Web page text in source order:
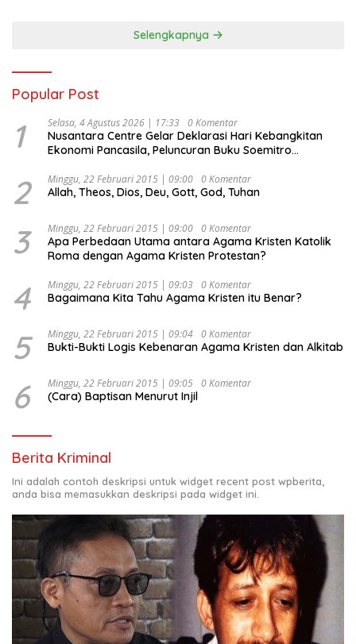
Selengkapnya
Popular Post
1 Selasa, 4 Agustus 2026 | 17:33 0 Komentar
Nusantara Centre Gelar Deklarasi Hari Kebangkitan
Ekonomi Pancasila, Peluncuran Buku Soemitro
Ekonomi Politik Indonesia) & Simposium Nasional
“Urgensi Undang-Undang Perekonomian Nasional dan
Indonesia Emas 2045”,
2 Minggu, 22 Februari 2015 | 09:00 0 Komentar
Allah, Theos, Dios, Deu, Gott, God, Tuhan
3 Minggu, 22 Februari 2015 | 09:00 0 Komentar
Apa Perbedaan Utama antara Agama Kristen Katolik
Roma dengan Agama Kristen Protestan?
4 Minggu, 22 Februari 2015 | 09:03 0 Komentar
Bagaimana Kita Tahu Agama Kristen itu Benar?
5 Minggu, 22 Februari 2015 | 09:04 0 Komentar
Bukti-Bukti Logis Kebenaran Agama Kristen dan Alkitab
6 Minggu, 22 Februari 2015 | 09:05 0 Komentar
(Cara) Baptisan Menurut Injil
Berita Kriminal
Ini adalah contoh deskripsi untuk widget recent post wpberita,
anda bisa memasukkan deskripsi pada widget ini.